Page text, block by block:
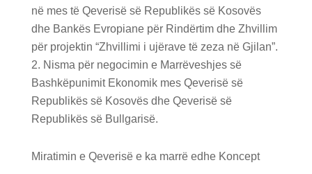
në mes të Qeverisë së Republikës së Kosovës
dhe Bankës Evropiane për Rindërtim dhe Zhvillim
për projektin “Zhvillimi i ujërave të zeza në Gjilan”.
Nisma për negocimin e Marrëveshjes së
Bashkëpunimit Ekonomik mes Qeverisë së
Republikës së Kosovës dhe Qeverisë së
Republikës së Bullgarisë.
Miratimin e Qeverisë e ka marrë edhe Koncept